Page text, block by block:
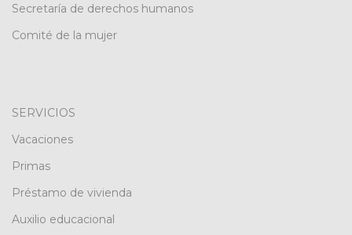
Secretaría de derechos humanos
Comité de la mujer
SERVICIOS
Vacaciones
Primas
Préstamo de vivienda
Auxilio educacional